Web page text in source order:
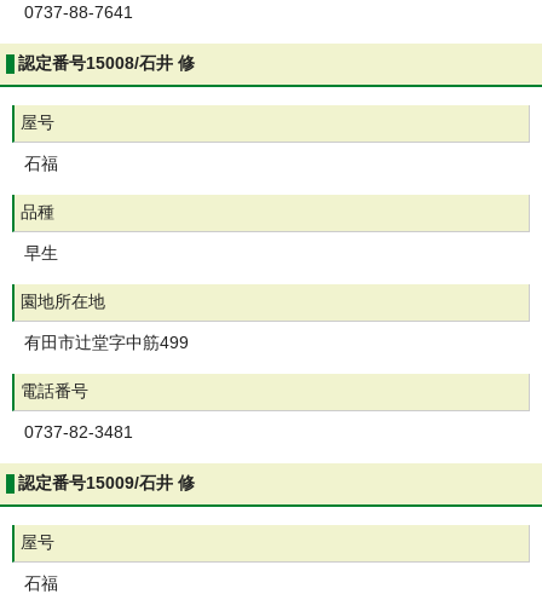
0737-88-7641
認定番号15008/石井 修
屋号
石福
品種
早生
園地所在地
有田市辻堂字中筋499
電話番号
0737-82-3481
認定番号15009/石井 修
屋号
石福